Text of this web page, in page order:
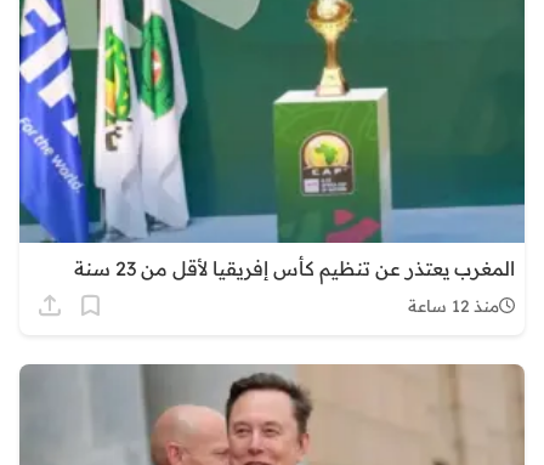
المغرب يعتذر عن تنظيم كأس إفريقيا لأقل من 23 سنة
منذ 12 ساعة